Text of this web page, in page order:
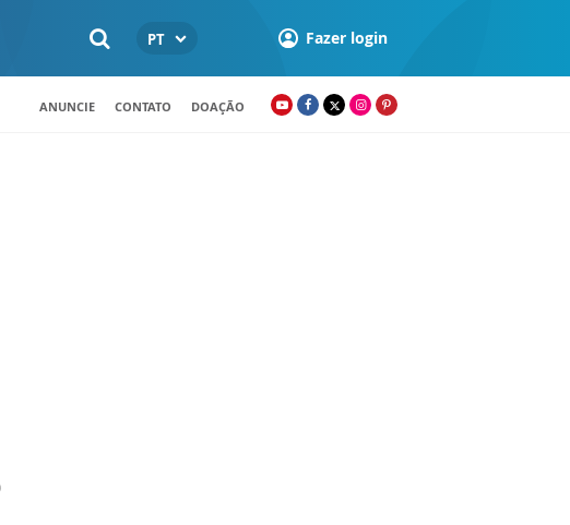
PT Fazer login
ANUNCIE CONTATO DOAÇÃO